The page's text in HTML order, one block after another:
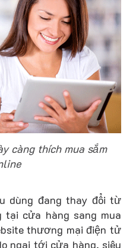
càng thích mua sắm
dùng đang thay đổi từ
tại cửa hàng sang mua
thương mại điện tử
ngại tới cửa hàng, siêu